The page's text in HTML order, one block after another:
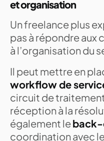
et organisation
Un freelance plus
pas à répondre aux
à l’organisation du
Il peut mettre en
workflow de
circuit de
réception à la
également le
coordination avec